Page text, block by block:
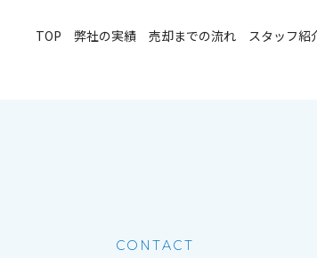
TOP 弊社の実績 売却までの流れ スタッフ紹
CONTACT